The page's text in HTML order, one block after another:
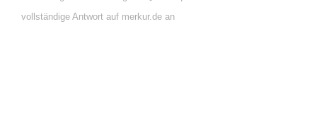
vollständige Antwort auf merkur.de an